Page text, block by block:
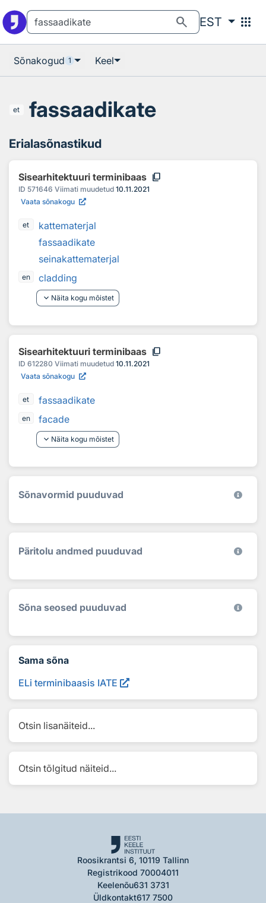
search EST apps
Sõnakogud 1 Keel
et fassaadikate
Erialasõnastikud
Sisearhitektuuri terminibaas content_copy
ID 571646 Viimati muudetud 10.11.2021
Vaata sõnakogu
et
kattematerjal
fassaadikate
seinakattematerjal
en
cladding
keyboard_arrow_down Näita kogu mõistet
Sisearhitektuuri terminibaas content_copy
ID 612280 Viimati muudetud 10.11.2021
Vaata sõnakogu
et fassaadikate
en
facade
keyboard_arrow_down Näita kogu mõistet
Sõnavormid puuduvad
Päritolu andmed puuduvad
Sõna seosed puuduvad
Sama sõna
ELi terminibaasis IATE
Otsin lisanäiteid...
Otsin tõlgitud näiteid...
Roosikrantsi 6, 10119 Tallinn
Registrikood 70004011
Keelenõu631 3731
Üldkontakt617 7500